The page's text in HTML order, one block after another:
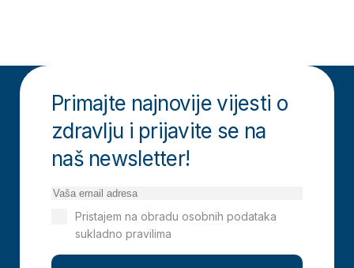
Primajte najnovije vijesti o
zdravlju i prijavite se na
naš newsletter!
Pristajem na obradu osobnih podataka
sukladno pravilima